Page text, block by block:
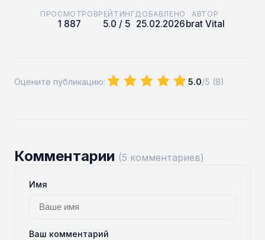
ПРОСМОТРОВ
1 887
РЕЙТИНГ
5.0 / 5
ДОБАВЛЕНО
25.02.2026
АВТОР
brat Vital
Оцените публикацию: 5.0/5 (8)
Комментарии (5 комментариев)
Имя
Ваш комментарий